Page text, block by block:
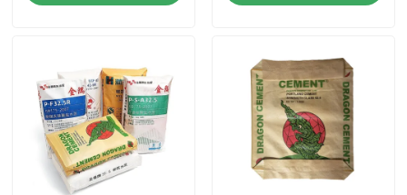
उत्पादों
हमारे बारे में
कारखाना भ्रमण